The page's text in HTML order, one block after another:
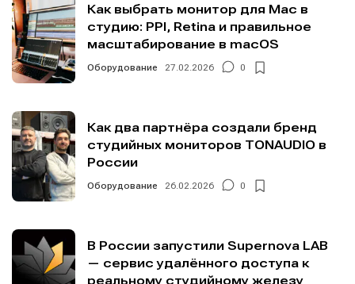
Как выбрать монитор для Mac в
студию: PPI, Retina и правильное
масштабирование в macOS
Оборудование 27.02.2026 0
Как два партнёра создали бренд
студийных мониторов TONAUDIO в
России
Оборудование 26.02.2026 0
В России запустили Supernova LAB
— сервис удалённого доступа к
реальному студийному железу